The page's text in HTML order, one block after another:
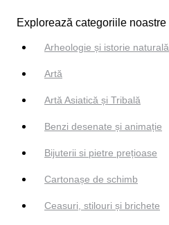
Explorează categoriile noastre
Arheologie și istorie naturală
Artă
Artă Asiatică și Tribală
Benzi desenate și animație
Bijuterii si pietre prețioase
Cartonașe de schimb
Ceasuri, stilouri și brichete